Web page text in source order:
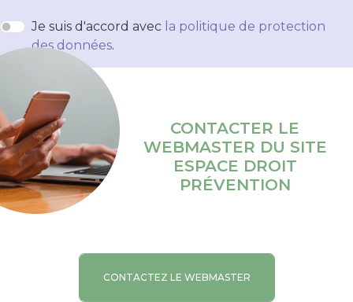
Je suis d'accord avec la politique de protection
des données.
CONTACTER LE
WEBMASTER DU SITE
ESPACE DROIT
PRÉVENTION
CONTACTEZ LE WEBMASTER